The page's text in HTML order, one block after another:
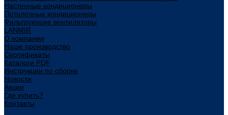
Настенные кондиционеры
Потолочные кондиционеры
Фильтрующие вентиляторы
LANMIR
О компании
Наше производство
Сертификаты
Каталоги PDF
Инструкции по сборке
Новости
Акции
Где купить?
Контакты